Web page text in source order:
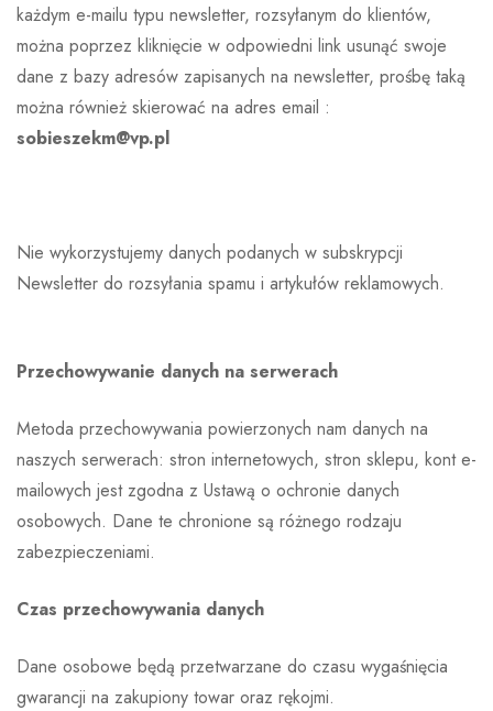
każdym e-mailu typu newsletter, rozsyłanym do klientów,
można poprzez kliknięcie w odpowiedni link usunąć swoje
dane z bazy adresów zapisanych na newsletter, prośbę taką
można również skierować na adres email :
sobieszekm@vp.pl
Nie wykorzystujemy danych podanych w subskrypcji
Newsletter do rozsyłania spamu i artykułów reklamowych.
Przechowywanie danych na serwerach
Metoda przechowywania powierzonych nam danych na
naszych serwerach: stron internetowych, stron sklepu, kont e-
mailowych jest zgodna z Ustawą o ochronie danych
osobowych. Dane te chronione są różnego rodzaju
zabezpieczeniami.
Czas przechowywania danych
Dane osobowe będą przetwarzane do czasu wygaśnięcia
gwarancji na zakupiony towar oraz rękojmi.